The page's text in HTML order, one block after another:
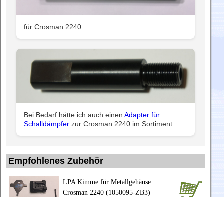
für Crosman 2240
Bei Bedarf hätte ich auch einen Adapter für
Schalldämpfer zur Crosman 2240 im Sortiment
Empfohlenes Zubehör
LPA Kimme für Metallgehäuse
Crosman 2240 (1050095-ZB3)